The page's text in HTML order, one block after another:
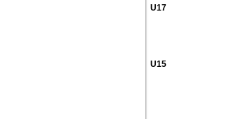
U17
U15